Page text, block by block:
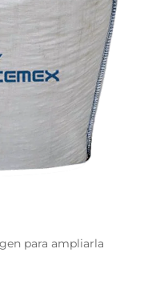
para ampliarla